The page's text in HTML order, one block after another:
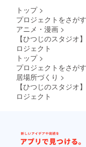
す。なの
ト側はス
様へご依
多いよう
場合はス
もちろん
クが発生
トップ >
プロジェクトをさがす
アニメ・漫画 >
【ひつじのスタジオ
ロジェクト
トップ >
プロジェクトをさがす
居場所づくり >
【ひつじのスタジオ
ロジェクト